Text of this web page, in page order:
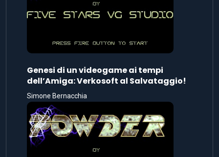
Genesi di un videogame ai tempi
dell’Amiga: Verkosoft al Salvataggio!
Simone Bernacchia